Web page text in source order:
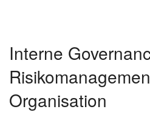
Interne
Organisation